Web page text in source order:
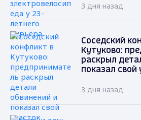
3 дня назад
Соседский
Кутуково:
раскрыл
показал свой
3 дня назад